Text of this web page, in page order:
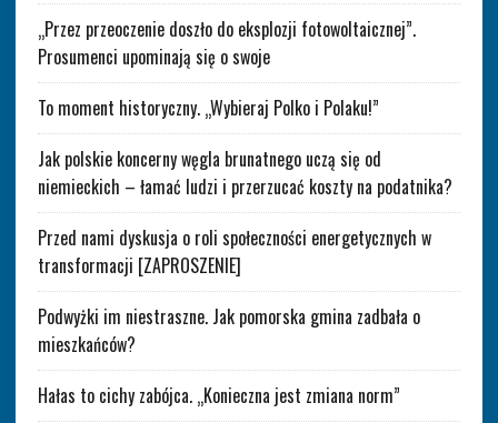
„Przez przeoczenie doszło do eksplozji fotowoltaicznej”.
Prosumenci upominają się o swoje
To moment historyczny. „Wybieraj Polko i Polaku!”
Jak polskie koncerny węgla brunatnego uczą się od
niemieckich – łamać ludzi i przerzucać koszty na podatnika?
Przed nami dyskusja o roli społeczności energetycznych w
transformacji [ZAPROSZENIE]
Podwyżki im niestraszne. Jak pomorska gmina zadbała o
mieszkańców?
Hałas to cichy zabójca. „Konieczna jest zmiana norm”